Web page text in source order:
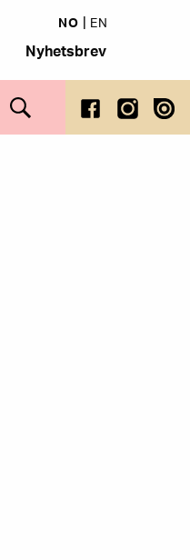
NO EN
Nyhetsbrev
Search this site